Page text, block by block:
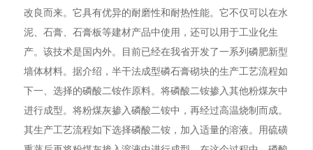
改良而来。它具有优异的耐磨性和耐热性能。它不仅可以在水
泥、石膏、石膏板等建材产品中使用，还可以用于工业化生
产。该技术是国内外。目前已经在我省开发了一系列磷肥新型
墙体材料。据介绍，半干法成型磷石膏砌块的生产工艺流程如
下一、选择的磷酸二铵作原料。将磷酸二铵掺入其他粉煤灰中
进行成型。将粉煤灰掺入磷酸二铵中，再经过高温烧制而成。
其生产工艺流程如下选择磷酸二铵，加入适量的溶液。用硫磺